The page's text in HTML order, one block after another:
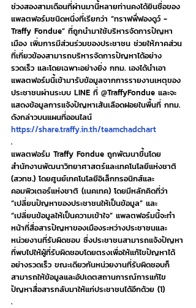
ช่วงสองสามเดือนที่ผ่านมานี้หลายท่านคงได้ยินชื่อของ
แพลตฟอร์มชนิดหนึ่งที่เรียกว่า “ทราฟฟี่ฟองดูว์ -
Traffy Fondue” ที่ถูกนำมาใช้บริหารจัดการปัญหา
เมือง เพิ่มการมีส่วนร่วมของประชาชน ช่วยให้ภาคส่วน
ที่เกี่ยวข้องสามารถบริหารจัดการปัญหาได้อย่าง
รวดเร็ว และโดยเฉพาะอย่างยิ่ง กทม. เองได้นำเอา
แพลตฟอร์มนี้เข้ามารับข้อมูลจากการรายงานเหตุของ
ประชาชนผ่านระบบ LINE ที่ @TraffyFondue และจะ
แสดงข้อมูลการแจ้งปัญหาเส้นเลือดฝอยในพื้นที่ กทม.
ดังกล่าวบนแผนที่ออนไลน์
https://share.traffy.in.th/teamchadchart
.
แพลตฟอร์ม Traffy Fondue ถูกพัฒนาขึ้นโดย
สำนักงานพัฒนาวิทยาศาสตร์และเทคโนโลยีแห่งชาติ
(สวทช.) โดยศูนย์เทคโนโลยีอิเล็กทรอนิกส์และ
คอมพิวเตอร์แห่งชาติ (เนคเทค) โดยมีหลักคิดที่ว่า
“เปลี่ยนปัญหาของประชาชนให้เป็นข้อมูล” และ
“เปลี่ยนข้อมูลให้เป็นความเข้าใจ” แพลตฟอร์มนี้จะทำ
หน้าที่สื่อสารปัญหาของเมืองระหว่างประชาชนและ
หน่วยงานที่รับผิดชอบ ซึ่งประชาชนสามารถแจ้งปัญหา
ที่พบไปให้ผู้ที่รับผิดชอบโดยตรงเพื่อให้แก้ไขปัญหาได้
อย่างรวดเร็ว ขณะเดียวกันหน่วยงานที่รับผิดชอบก็
สามารถให้ข้อมูลและอัปเดตสถานการณ์การแก้ไข
ปัญหาสื่อสารกลับมาให้แก่ประชาชนได้อีกด้วย (1)
.